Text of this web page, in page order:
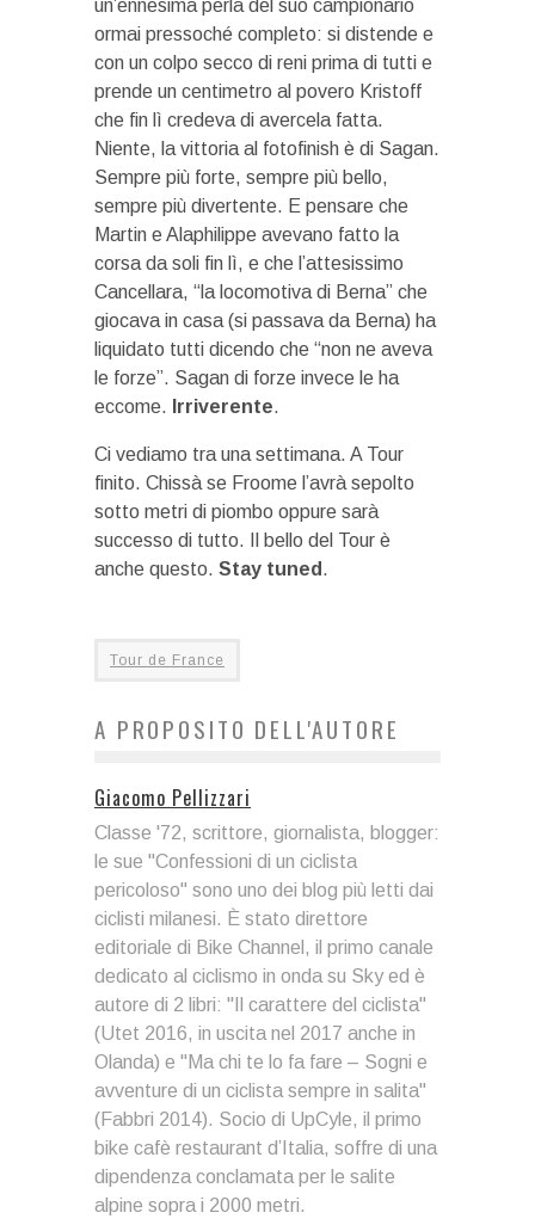
un’ennesima perla del suo campionario
ormai pressoché completo: si distende e
con un colpo secco di reni prima di tutti e
prende un centimetro al povero Kristoff
che fin lì credeva di avercela fatta.
Niente, la vittoria al fotofinish è di Sagan.
Sempre più forte, sempre più bello,
sempre più divertente. E pensare che
Martin e Alaphilippe avevano fatto la
corsa da soli fin lì, e che l’attesissimo
Cancellara, “la locomotiva di Berna” che
giocava in casa (si passava da Berna) ha
liquidato tutti dicendo che “non ne aveva
le forze”. Sagan di forze invece le ha
eccome.
Irriverente.
Ci vediamo tra una settimana. A Tour
finito. Chissà se Froome l’avrà sepolto
sotto metri di piombo oppure sarà
successo di tutto. Il bello del Tour è
anche questo. Stay tuned .
Tour de France
A PROPOSITO DELL'AUTORE
Giacomo Pellizzari
Classe '72, scrittore, giornalista, blogger:
le sue "Confessioni di un ciclista
pericoloso" sono uno dei blog più letti dai
ciclisti milanesi. È stato direttore
editoriale di Bike Channel, il primo canale
dedicato al ciclismo in onda su Sky ed è
autore di 2 libri: "Il carattere del ciclista"
(Utet 2016, in uscita nel 2017 anche in
Olanda) e "Ma chi te lo fa fare – Sogni e
avventure di un ciclista sempre in salita"
(Fabbri 2014). Socio di UpCyle, il primo
bike cafè restaurant d’Italia, soffre di una
dipendenza conclamata per le salite
alpine sopra i 2000 metri.